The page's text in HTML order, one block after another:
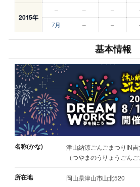
2015年
– – –
7月
– –
基本情報
名称(かな)
津山納涼ごんごまつりIN吉
（つやまのうりょうごんご
所在地 岡山県津山市山北520